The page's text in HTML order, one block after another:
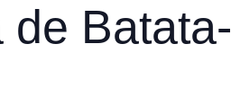
de Batata-